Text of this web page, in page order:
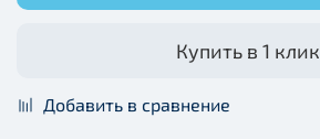
Купить в 1 клик
Добавить в сравнение